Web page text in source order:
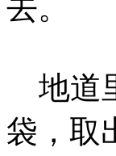
去。
地道
袋，取